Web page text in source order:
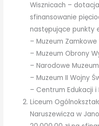
Wisznicach –
sfinansowanie
następujące punkty
– Muzeum
– Muzeum Obrony
– Narodowe
– Muzeum II Wojny
– Centrum Edukacji
Liceum
Naruszewicza w